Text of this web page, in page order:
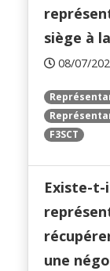
siège à
08/07/
F3SCT
Existe-t-
une